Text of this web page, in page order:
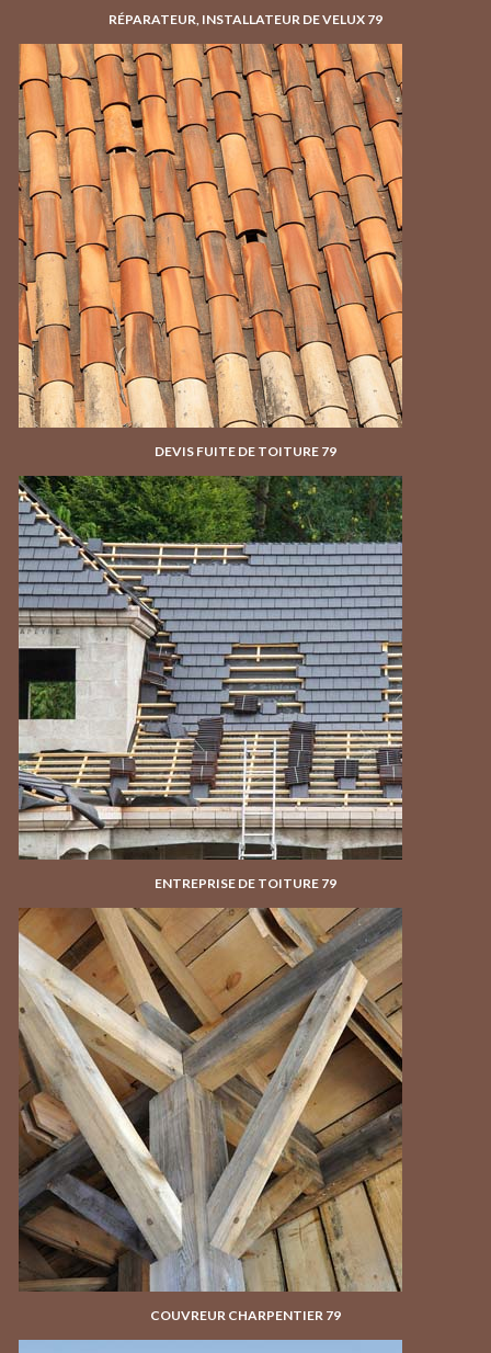
RÉPARATEUR, INSTALLATEUR DE VELUX 79
DEVIS FUITE DE TOITURE 79
ENTREPRISE DE TOITURE 79
COUVREUR CHARPENTIER 79